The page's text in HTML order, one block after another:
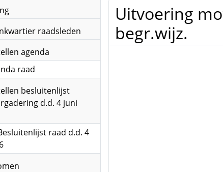
raadsleden
agenda
raad
besluitenlijst
d.d. 4 juni
raad d.d. 4
Uitvoering
begr.wijz.